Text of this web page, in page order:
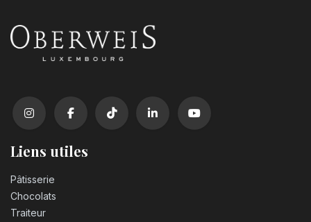
Liens utiles
Pâtisserie
Chocolats
Traiteur